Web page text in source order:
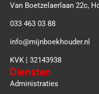
Van Boetzelaerlaan 22c,
033 463 03 88
info@mijnboekhouder.nl
KVK | 32143938
Diensten
Administraties